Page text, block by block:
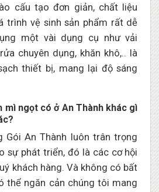
cấu tạo đơn giản, chất liệu
trình vệ sinh sản phẩm rất dễ
một vài dụng cụ như vải
chuyên dụng, khăn khô,.. là
thiết bị, mang lại độ sáng
mì ngọt có ở An Thành khác gì
Gói An Thành luôn trân trọng
sự phát triển, đó là các cơ hội
khách hàng. Và không có bất
thể ngăn cản chúng tôi mang